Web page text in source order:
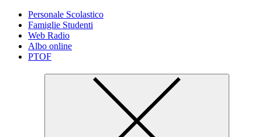
Personale Scolastico
Famiglie Studenti
Web Radio
Albo online
PTOF